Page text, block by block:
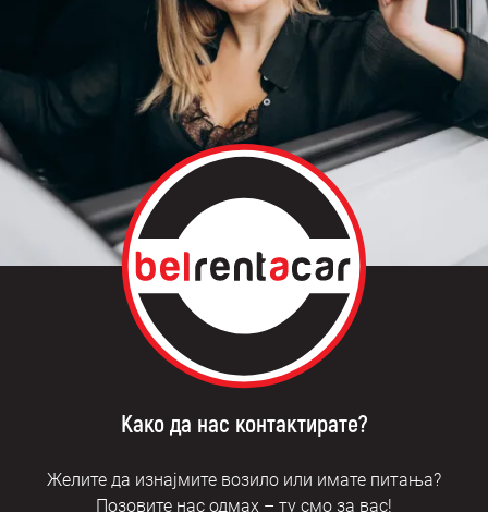
Како да нас контактирате?
Желите да изнајмите возило или имате питања?
Позовите нас одмах – ту смо за вас!